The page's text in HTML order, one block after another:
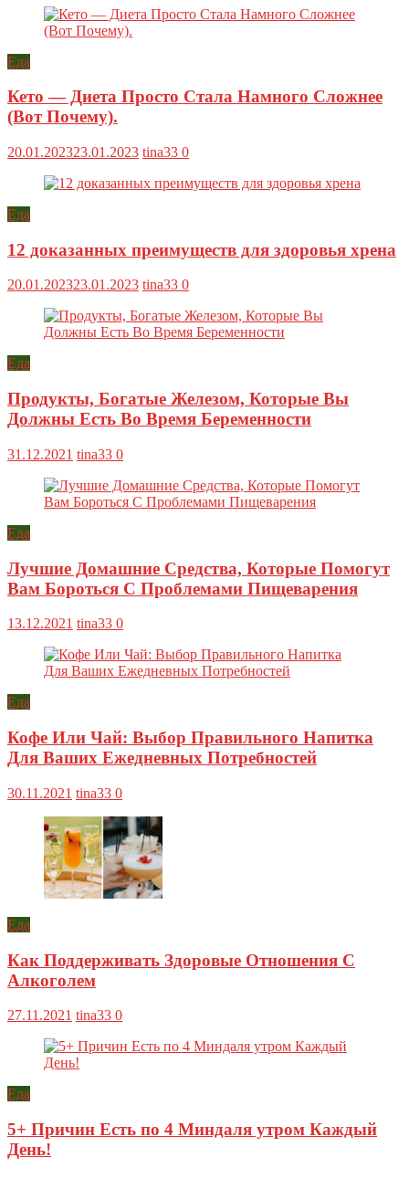
Еда
Кето — Диета Просто Стала Намного Сложнее
(Вот Почему).
20.01.202323.01.2023 tina33 0
Еда
12 доказанных преимуществ для здоровья хрена
20.01.202323.01.2023 tina33 0
Еда
Продукты, Богатые Железом, Которые Вы
Должны Есть Во Время Беременности
31.12.2021 tina33 0
Еда
Лучшие Домашние Средства, Которые Помогут
Вам Бороться С Проблемами Пищеварения
13.12.2021 tina33 0
Еда
Кофе Или Чай: Выбор Правильного Напитка
Для Ваших Ежедневных Потребностей
30.11.2021 tina33 0
Еда
Как Поддерживать Здоровые Отношения С
Алкоголем
27.11.2021 tina33 0
Еда
5+ Причин Есть по 4 Миндаля утром Каждый
День!